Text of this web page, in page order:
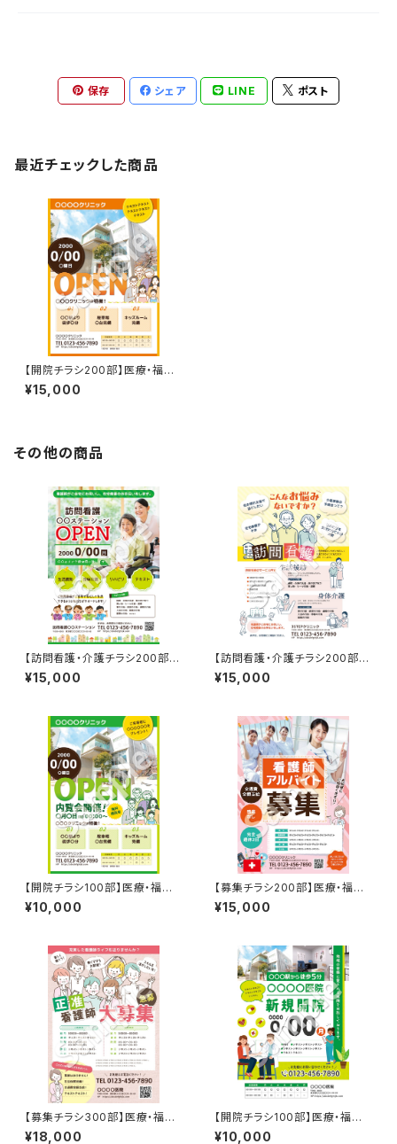
保存 シェア LINE ポスト
最近チェックした商品
【開院チラシ200部】医療・福祉
など
¥15,000
その他の商品
【訪問看護・介護チラシ200部】
医療・福祉など
¥15,000
【訪問看護・介護チラシ200部】
医療・福祉など
¥15,000
【開院チラシ100部】医療・福祉
など
¥10,000
【募集チラシ200部】医療・福祉
など（QRコードあり）
¥15,000
【募集チラシ300部】医療・福祉
など
¥18,000
【開院チラシ100部】医療・福祉
など
¥10,000